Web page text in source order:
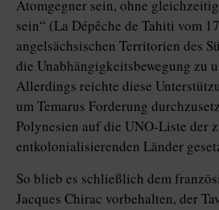
Atomgegner sein, ohne
sein“ (La Dépêche de Tahiti vom
angelsächsischen Territorien des
die Unabhängigkeitsbewegung zu
Allerdings reichte diese
um Temarus Forderung
Polynesien auf die UNO-Liste der
entkolonialisierenden Länder
So blieb es schließlich dem
Jacques Chirac vorbehalten, der